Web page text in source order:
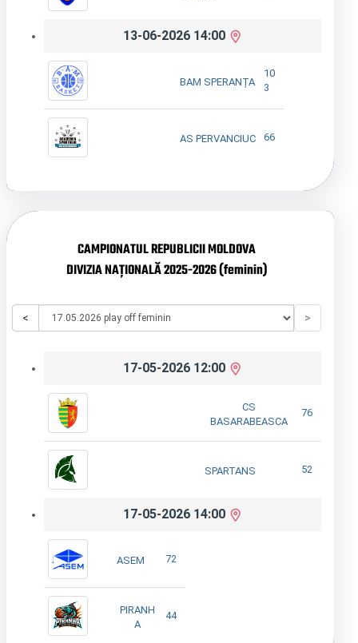
13-06-2026 14:00
BAM SPERANȚA
10
3
AS PERVANCIUC 66
CAMPIONATUL REPUBLICII MOLDOVA
DIVIZIA NAȚIONALĂ 2025-2026 (feminin)
< >
17-05-2026 12:00
CS
BASARABEASCA
76
SPARTANS 52
17-05-2026 14:00
ASEM 72
PIRANH
A
44